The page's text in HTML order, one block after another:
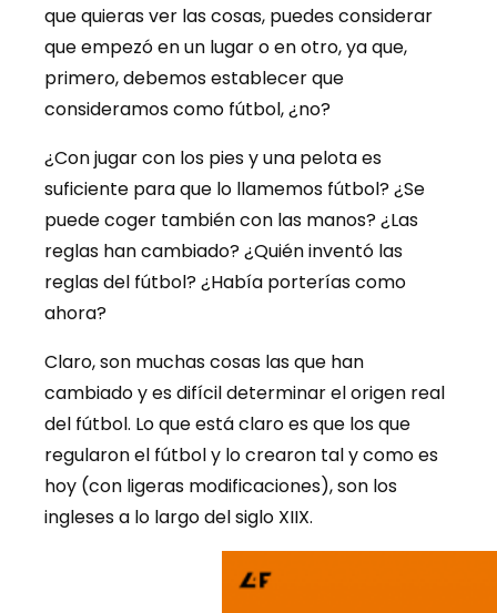
que quieras ver las cosas, puedes considerar
que empezó en un lugar o en otro, ya que,
primero, debemos establecer que
consideramos como fútbol, ¿no?
¿Con jugar con los pies y una pelota es
suficiente para que lo llamemos fútbol? ¿Se
puede coger también con las manos? ¿Las
reglas han cambiado? ¿Quién inventó las
reglas del fútbol? ¿Había porterías como
ahora?
Claro, son muchas cosas las que han
cambiado y es difícil determinar el origen real
del fútbol. Lo que está claro es que los que
regularon el fútbol y lo crearon tal y como es
hoy (con ligeras modificaciones), son los
ingleses a lo largo del siglo XIIX.